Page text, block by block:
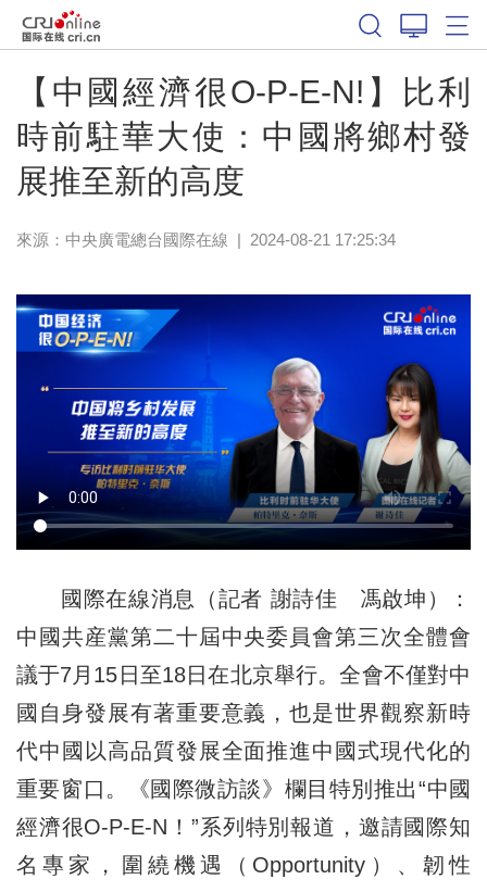
【中國經濟很O-P-E-N!】比利
時前駐華大使：中國將鄉村發
展推至新的高度
來源：中央廣電總台國際在線 | 2024-08-21 17:25:34
國際在線消息（記者 謝詩佳 馮啟坤）：
中國共産黨第二十屆中央委員會第三次全體會
議于7月15日至18日在北京舉行。全會不僅對中
國自身發展有著重要意義，也是世界觀察新時
代中國以高品質發展全面推進中國式現代化的
重要窗口。《國際微訪談》欄目特別推出“中國
經濟很O-P-E-N！”系列特別報道，邀請國際知
名專家，圍繞機遇（Opportunity）、韌性